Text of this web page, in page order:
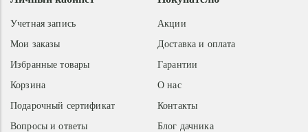
Акции
Доставка и оплата
Гарантии
О нас
Контакты
Блог дачника
Учетная запись
Мои заказы
Избранные товары
Корзина
Подарочный сертификат
Вопросы и ответы